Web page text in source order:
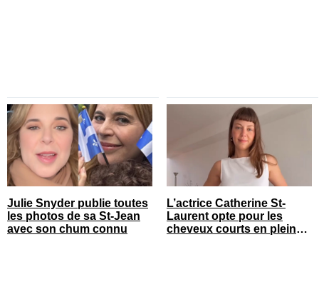
Julie Snyder publie toutes
les photos de sa St-Jean
avec son chum connu
L’actrice Catherine St-
Laurent opte pour les
cheveux courts en pleine